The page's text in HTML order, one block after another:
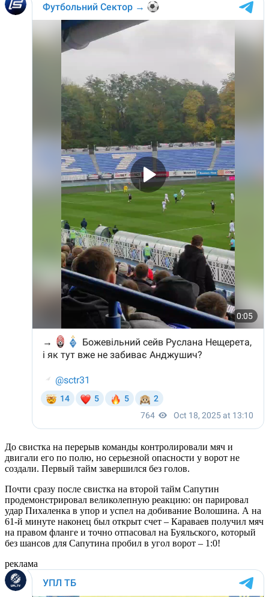
До свистка на перерыв команды контролировали мяч и
двигали его по полю, но серьезной опасности у ворот не
создали. Первый тайм завершился без голов.
Почти сразу после свистка на второй тайм Сапутин
продемонстрировал великолепную реакцию: он парировал
удар Пихаленка в упор и успел на добивание Волошина. А на
61-й минуте наконец был открыт счет – Караваев получил мяч
на правом фланге и точно отпасовал на Буяльского, который
без шансов для Сапутина пробил в угол ворот – 1:0!
реклама